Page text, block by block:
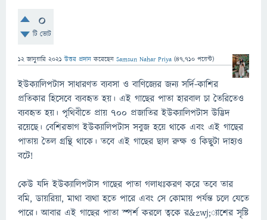
0
টি ভোট
12 জানুয়ারি 2021 উত্তর প্রদান করেছেন Samsun Nahar Priya (47,710 পয়েন্ট)
ইউক্যালিপটাস সাধারণত ব্যবসা ও বাণিজ্যের জন্য সর্দি-কাশির
প্রতিকার হিসেবে ব্যবহৃত হয়। এই গাছের পাতা হারবাল চা তৈরিতেও
ব্যবহৃত হয়। পৃথিবীতে প্রায় ৭০০ প্রজাতির ইউক্যালিপটাস উদ্ভিদ
রয়েছে। বেশিরভাগ ইউক্যালিপটাস সবুজ হয়ে থাকে এবং এই গাছের
পাতায় তৈল গ্রন্থি থাকে। তবে এই গাছের ছাল রুক্ষ ও কিছুটা দাহ্যও
বটে!
কেউ যদি ইউক্যালিপটাস গাছের পাতা গলাধঃকরণ করে তবে তার
বমি, ডায়রিয়া, মাথা ব্যথা হতে পারে এবং সে কোমায় পর্যন্ত চলে যেতে
পারে। আবার এই গাছের পাতা স্পর্শ করলে ত্বকে র&zwj;্যাশের সৃষ্টি